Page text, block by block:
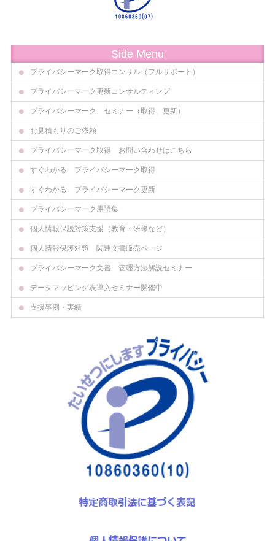
Side Menu
プライバシーマーク取得コンサル（フルサポート）
プライバシーマーク更新コンサルティング
プライバシーマーク セミナー（取得、更新）
お見積もりのご依頼
プライバシーマーク取得 お問い合わせはこちら
すぐわかる プライバシーマーク取得
すぐわかる プライバシーマーク更新
プライバシーマーク用語集
個人情報保護対策支援（教育・研修など）
個人情報保護対策 関連文書販売ページ
プライバシーマーク文書 管理方法解説セミナー
データマッピング表導入セミナー開催中
支援事例・実績